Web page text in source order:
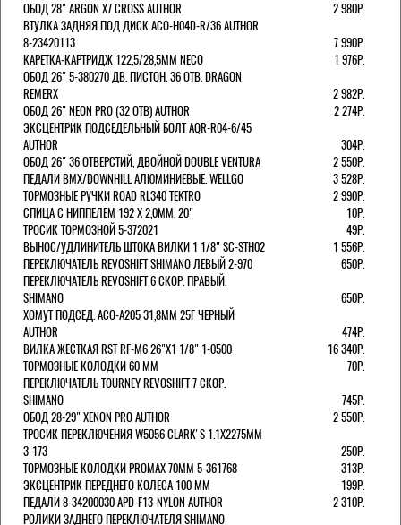
ОБОД 28" ARGON X7 CROSS AUTHOR
2 980Р.
ВТУЛКА ЗАДНЯЯ ПОД ДИСК ACO-H04D-R/36 AUTHOR
8-23420113
7 990Р.
КАРЕТКА-КАРТРИДЖ 122,5/28,5ММ NECO
1 976Р.
ОБОД 26" 5-380270 ДВ. ПИСТОН. 36 ОТВ. DRAGON
REMERX
2 982Р.
ОБОД 26" NEON PRO (32 ОТВ) AUTHOR
2 274Р.
ЭКСЦЕНТРИК ПОДСЕДЕЛЬНЫЙ БОЛТ AQR-R04-6/45
AUTHOR
304Р.
ОБОД 26" 36 ОТВЕРСТИЙ, ДВОЙНОЙ DOUBLE VENTURA
2 550Р.
ПЕДАЛИ BMX/DOWNHILL АЛЮМИНИЕВЫЕ. WELLGO
3 528Р.
ТОРМОЗНЫЕ РУЧКИ ROAD RL340 TEKTRO
2 990Р.
СПИЦА С НИППЕЛЕМ 192 Х 2,0ММ, 20"
10Р.
ТРОСИК ТОРМОЗНОЙ 5-372021
49Р.
ВЫНОС/УДЛИНИТЕЛЬ ШТОКА ВИЛКИ 1 1/8" SC-STH02
1 556Р.
ПЕРЕКЛЮЧАТЕЛЬ REVOSHIFT SHIMANO ЛЕВЫЙ 2-970
650Р.
ПЕРЕКЛЮЧАТЕЛЬ REVOSHIFT 6 СКОР. ПРАВЫЙ.
SHIMANO
650Р.
ХОМУТ ПОДСЕД. ACO-A205 31,8ММ 25Г ЧЕРНЫЙ
AUTHOR
474Р.
ВИЛКА ЖЕСТКАЯ RST RF-M6 26"Х1 1/8" 1-0500
16 340Р.
ТОРМОЗНЫЕ КОЛОДКИ 60 ММ
70Р.
ПЕРЕКЛЮЧАТЕЛЬ TOURNEY REVOSHIFT 7 СКОР.
SHIMANO
745Р.
ОБОД 28-29" XENON PRO AUTHOR
2 550Р.
ТРОСИК ПЕРЕКЛЮЧЕНИЯ W5056 CLARK'S 1.1Х2275ММ
3-173
250Р.
ТОРМОЗНЫЕ КОЛОДКИ PROMAX 70ММ 5-361768
313Р.
ЭКСЦЕНТРИК ПЕРЕДНЕГО КОЛЕСА 100 ММ
199Р.
ПЕДАЛИ 8-34200030 APD-F13-NYLON AUTHOR
2 310Р.
РОЛИКИ ЗАДНЕГО ПЕРЕКЛЮЧАТЕЛЯ SHIMANO